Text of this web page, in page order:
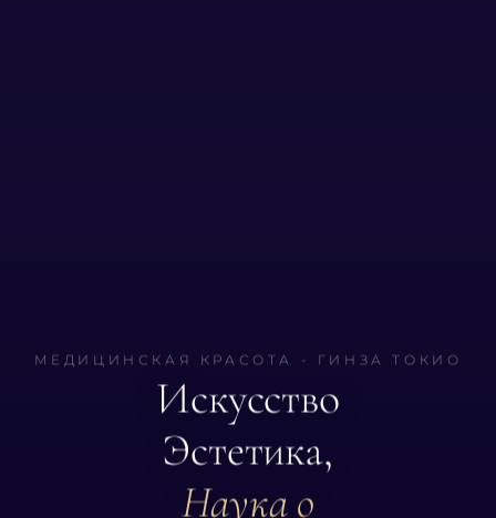
МЕДИЦИНСКАЯ КРАСОТА - ГИНЗА ТОКИО
Искусство
Эстетика,
Наука о